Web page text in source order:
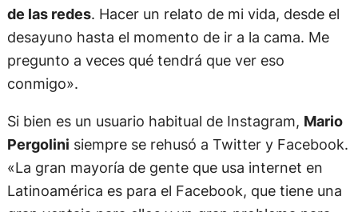
de las redes. Hacer un relato de mi vida, desde el
desayuno hasta el momento de ir a la cama. Me
pregunto a veces qué tendrá que ver eso
conmigo».
Si bien es un usuario habitual de Instagram, Mario
Pergolini siempre se rehusó a Twitter y Facebook.
«La gran mayoría de gente que usa internet en
Latinoamérica es para el Facebook, que tiene una